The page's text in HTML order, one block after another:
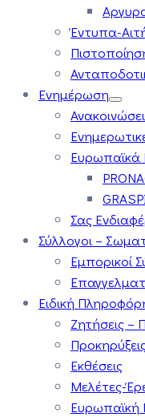
Έντυπα-
Ενημέρωση
Σας
Σύλλογοι –
Εμπορικοί
Ειδική
Ζητήσεις –
Εκθέσεις
Μελέτες-
Ευρωπαϊκή